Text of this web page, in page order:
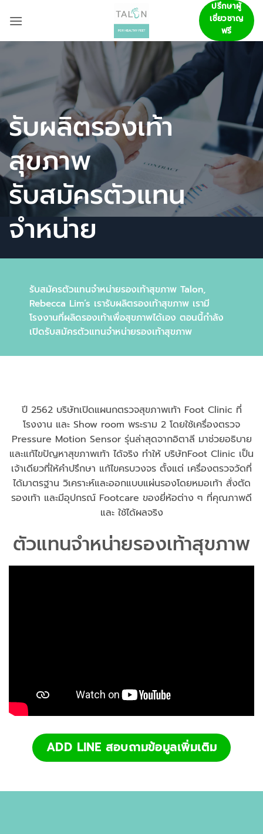
เนื้อหา
ปรึกษาผู้
เชี่ยวชาญ
ฟรี
รับผลิตรองเท้า
สุขภาพ
รับสมัครตัวแทน
จำหน่าย
รับสมัครตัวแทนจำหน่ายรองเท้าสุขภาพ Talon,
Rebecca Lim’s เรารับผลิตรองเท้าสุขภาพ เรามี
โรงงานที่ผลิดรองเท้าเพื่อสุขภาพได้เอง ตอนนี้กำลัง
เปิดรับสมัครตัวแทนจำหน่ายรองเท้าสุขภาพ
ปี 2562 บริษัทเปิดแผนกตรวจสุขภาพเท้า Foot Clinic ที่
โรงงาน และ Show room พระราม 2 โดยใช้เครื่องตรวจ
Pressure Motion Sensor รุ่นล่าสุดจากอิตาลี มาช่วยอธิบาย
และแก้ไขปัญหาสุขภาพเท้า ได้จริง ทำให้ บริษ้ทFoot Clinic เป็น
เจ้าเดียวที่ให้คำปรึกษา แก้ไขครบวงจร ตั้งแต่ เครื่องตรวจวัดที่
ได้มาตรฐาน วิเคราะห์และออกแบบแผ่นรองโดยหมอเท้า สั่งตัด
รองเท้า และมีอุปกรณ์ Footcare ของยี่ห้อต่าง ๆ ที่คุณภาพดี
และ ใช้ได้ผลจริง
ตัวแทนจำหน่ายรองเท้าสุขภาพ
ADD LINE สอบถามข้อมูลเพิ่มเติม